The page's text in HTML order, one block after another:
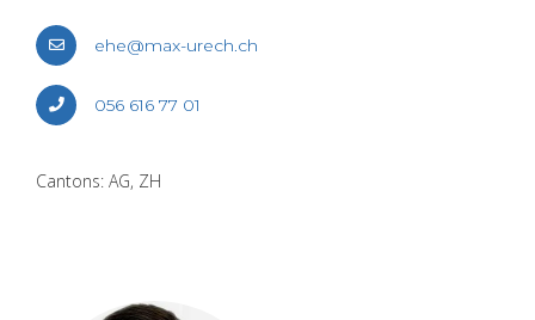
ehe@​max-​urech.​ch
056 616 77 01
Can­tons: AG, ZH